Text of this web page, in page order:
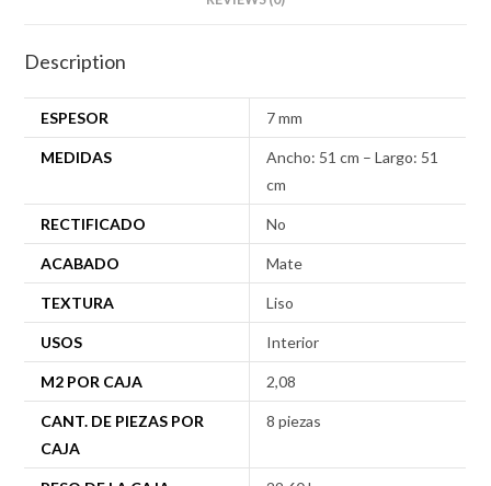
Description
ESPESOR 7 mm
MEDIDAS
Ancho: 51 cm – Largo: 51
cm
RECTIFICADO No
ACABADO Mate
TEXTURA Liso
USOS Interior
M2 POR CAJA 2,08
CANT. DE PIEZAS POR
CAJA
8 piezas